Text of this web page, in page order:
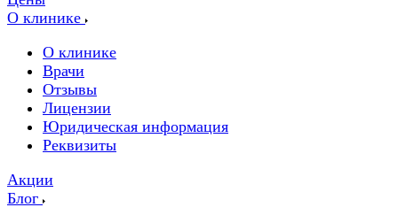
О клинике
О клинике
Врачи
Отзывы
Лицензии
Юридическая информация
Реквизиты
Акции
Блог